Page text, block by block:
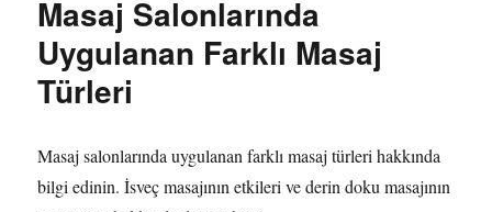
İçin
için
Masaj Salonlarında
Uygulanan Farklı Masaj
Türleri
Masaj salonlarında uygulanan farklı masaj türleri hakkında
bilgi edinin. İsveç masajının etkileri ve derin doku masajının